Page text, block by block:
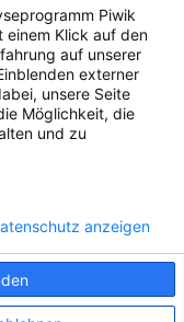
Piwik
einem Klick auf den
auf unserer
externer
unsere Seite
Möglichkeit, die
und zu
anzeigen